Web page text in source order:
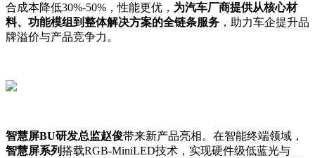
合成本降低30%-50%，性能更优， 为汽车厂商提供从核心材
料、功能模组到整体解决方案的全链条服务 ，助力车企提升品
牌溢价与产品竞争力。
智慧屏BU研发总监赵俊带来新产品亮相。在智能终端领域，
智慧屏系列搭载RGB-MiniLED技术，实现硬件级低蓝光与